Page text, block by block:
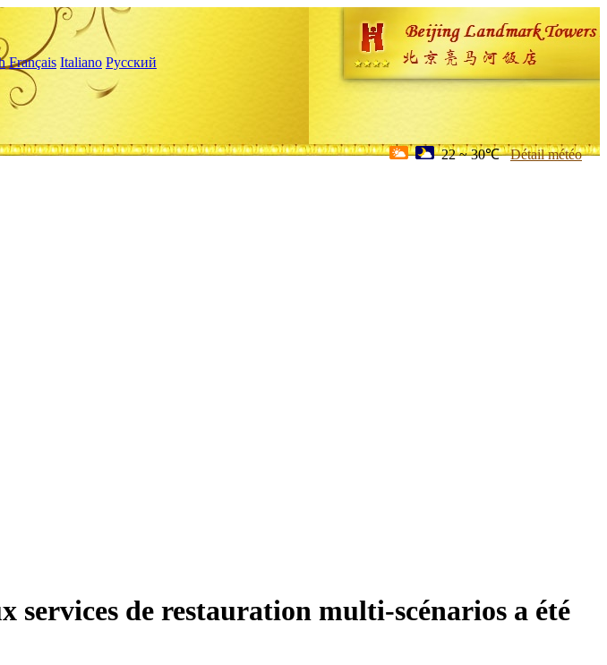
Français Italiano Русский
22 ~ 30℃ Détail météo
de restauration multi-scénarios a été